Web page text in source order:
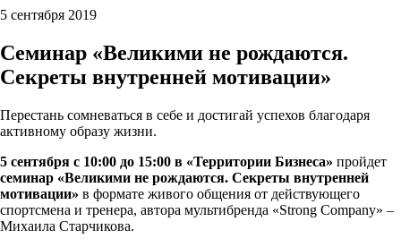
5 сентября 2019
Семинар «Великими не рождаются.
Секреты внутренней мотивации»
Перестань сомневаться в себе и достигай успехов благодаря
активному образу жизни.
5 сентября с 10:00 до 15:00 в «Территории Бизнеса» пройдет
семинар «Великими не рождаются. Секреты внутренней
мотивации» в формате живого общения от действующего
спортсмена и тренера, автора мультибренда «Strong Company» –
Михаила Старчикова.